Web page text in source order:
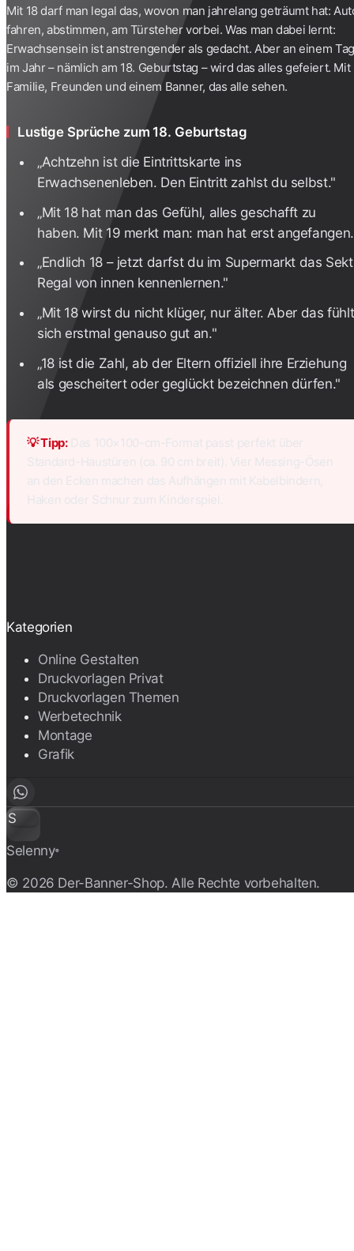
Mit 18 darf man legal das, wovon man jahrelang geträumt hat:
fahren, abstimmen, am Türsteher vorbei. Was man dabei lernt:
Erwachsensein ist anstrengender als gedacht. Aber an einem Tag
im Jahr – nämlich am 18. Geburtstag – wird das alles gefeiert. Mit
Familie, Freunden und einem Banner, das alle sehen.
Lustige Sprüche zum 18. Geburtstag
„Achtzehn ist die Eintrittskarte ins
Erwachsenenleben. Den Eintritt zahlst du selbst."
„Mit 18 hat man das Gefühl, alles geschafft zu
haben. Mit 19 merkt man: man hat erst
„Endlich 18 – jetzt darfst du im Supermarkt das
Regal von innen kennenlernen."
„Mit 18 wirst du nicht klüger, nur älter. Aber das fühlt
sich erstmal genauso gut an."
„18 ist die Zahl, ab der Eltern offiziell ihre Erziehung
als gescheitert oder geglückt bezeichnen dürfen."
💡 Tipp:Das 100×100-cm-Format passt perfekt über
Standard-Haustüren (ca. 90 cm breit). Vier Messing-Ösen
an den Ecken machen das Aufhängen mit Kabelbindern,
Haken oder Schnur zum Kinderspiel.
Kategorien
Online Gestalten
Druckvorlagen Privat
Druckvorlagen Themen
Werbetechnik
Montage
Grafik
S
Selenny®
© 2026 Der-Banner-Shop. Alle Rechte vorbehalten.